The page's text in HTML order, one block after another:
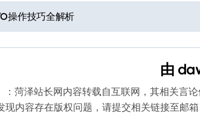
操作技巧全解析
由
：菏泽站长网内容转载自互联网，其相关言
现内容存在版权问题，请提交相关链接至邮